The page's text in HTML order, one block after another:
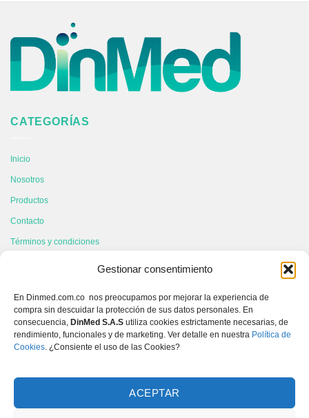
Gestionar consentimiento
En Dinmed.com.co nos preocupamos por mejorar la experiencia de
compra sin descuidar la protección de sus datos personales. En
consecuencia, DinMed S.A.S utiliza cookies estrictamente necesarias, de
rendimiento, funcionales y de marketing. Ver detalle en nuestra Política de
Cookies. ¿Consiente el uso de las Cookies?
ACEPTAR
CATEGORÍAS
Inicio
Nosotros
Productos
Contacto
Términos y condiciones
604 6049931
3167443060